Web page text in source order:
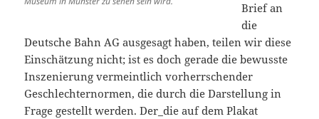
Brief an
die
Deutsche Bahn AG ausgesagt haben, teilen wir diese
Einschätzung nicht; ist es doch gerade die bewusste
Inszenierung vermeintlich vorherrschender
Geschlechternormen, die durch die Darstellung in
Frage gestellt werden. Der_die auf dem Plakat